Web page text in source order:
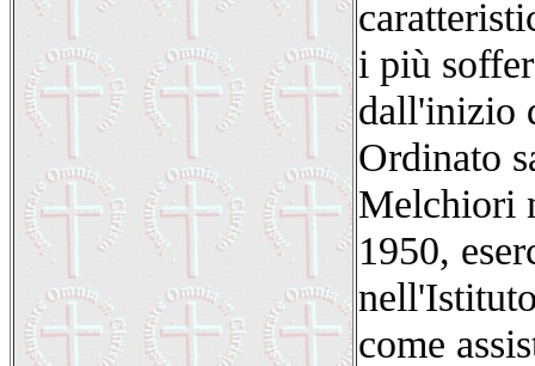
i più
dall'inizio
Ordinato
Melchiori
1950,
come